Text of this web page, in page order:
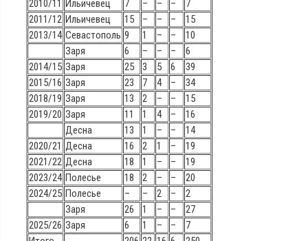
2010/11 Ильичевец 7 – – –
7
2011/12 Ильичевец 15 – – –
15
2013/14 Севастополь 9 1 – –
10
Заря
6 – – –
6
2014/15 Заря 25 3 5 6
39
2015/16 Заря 23 7 4 –
34
2018/19 Заря 13 2 – –
15
2019/20 Заря 11 1 4 –
16
Десна
13 1 – –
14
2020/21 Десна 16 2 1 –
19
2021/22 Десна 18 1 – –
19
2023/24 Полесье 18 2 – –
20
2024/25 Полесье – – 2 –
2
Заря
26 1 – –
27
2025/26 Заря 6 1 – –
7